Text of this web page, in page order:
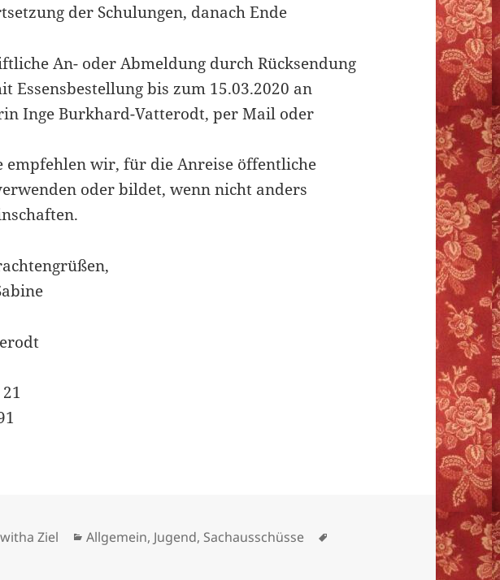
der Schulungen, danach Ende
An- oder Abmeldung durch Rücksendung
Essensbestellung bis zum 15.03.2020 an
Inge Burkhard-Vatterodt, per Mail oder
empfehlen wir, für die Anreise öffentliche
oder bildet, wenn nicht anders
Ziel Kategorien
Allgemein, Jugend, Sachausschüsse